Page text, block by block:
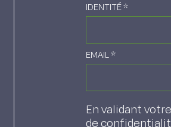
IDENTITÉ*
EMAIL*
En validant
de